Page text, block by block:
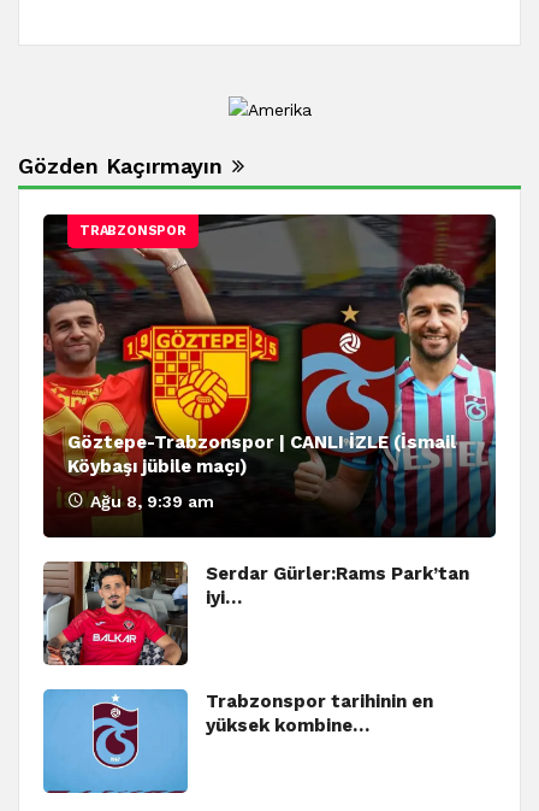
Gözden Kaçırmayın
TRABZONSPOR
Göztepe-Trabzonspor | CANLI İZLE (İsmail
Köybaşı jübile maçı)
Ağu 8, 9:39 am
Serdar Gürler:Rams Park’tan
iyi…
Trabzonspor tarihinin en
yüksek kombine…